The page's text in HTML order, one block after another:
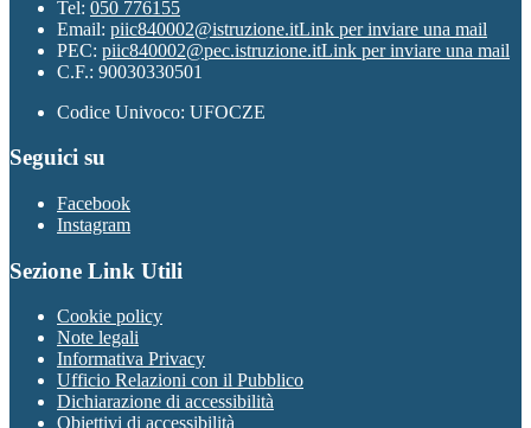
Tel: 050 776155
Email: piic840002@istruzione.itLink per inviare una mail
PEC: piic840002@pec.istruzione.itLink per inviare una mail
C.F.: 90030330501
Codice Univoco: UFOCZE
Seguici su
Facebook
Instagram
Sezione Link Utili
Cookie policy
Note legali
Informativa Privacy
Ufficio Relazioni con il Pubblico
Dichiarazione di accessibilità
Obiettivi di accessibilità